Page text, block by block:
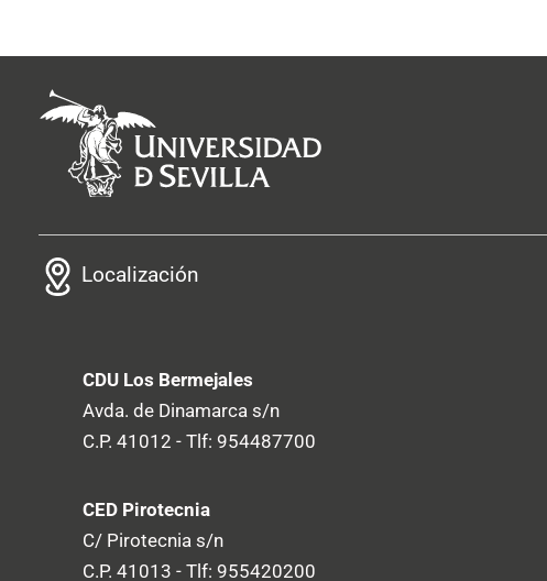
Localización
CDU Los Bermejales
Avda. de Dinamarca s/n
C.P. 41012 - Tlf: 954487700
CED Pirotecnia
C/ Pirotecnia s/n
C.P. 41013 - Tlf: 955420200